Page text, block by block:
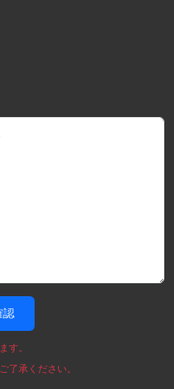
認
す。
了承ください。